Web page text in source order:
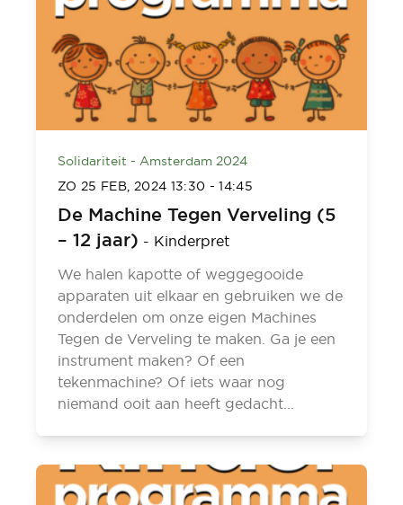
Solidariteit - Amsterdam 2024
ZO 25 FEB, 2024 13:30 - 14:45
De Machine Tegen Verveling (5
– 12 jaar) - Kinderpret
We halen kapotte of weggegooide
apparaten uit elkaar en gebruiken we de
onderdelen om onze eigen Machines
Tegen de Verveling te maken. Ga je een
instrument maken? Of een
tekenmachine? Of iets waar nog
niemand ooit aan heeft gedacht...